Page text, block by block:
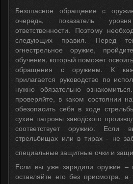
Безопасное обращение с
очередь, показатель
ответственности. Поэтому
следующих правил. Перед
огнестрельное оружие,
обучения, который поможет
обращения с оружием. К
прилагается руководство по
нужно обязательно
проверяйте, в каком состоянии
обезопасить себя в ходе
сухие патроны заводского
соответствует оружию. Если
стрельбищах или в тирах - не
специальные защитные очки и
Если вы уже зарядили оружие –
оставляйте его без присмотра,